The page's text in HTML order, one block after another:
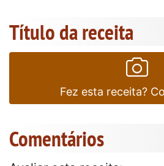
Título da receita
Fez esta receita?
Comentários